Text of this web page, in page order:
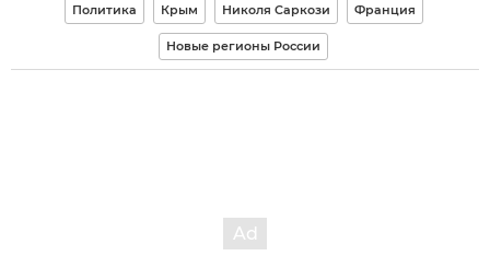
Политика Крым Николя Саркози Франция
Новые регионы России